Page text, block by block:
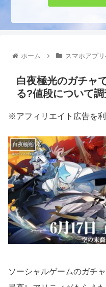
ホーム スマホアプ
白夜極光のガチャ
る?値段について調
※アフィリエイト広告を
白夜極光
ソーシャルゲームのガチ